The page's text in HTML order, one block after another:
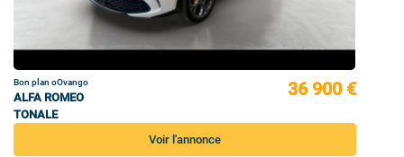
Bon plan oOvango
ALFA ROMEO
TONALE
36 900 €
Voir l'annonce